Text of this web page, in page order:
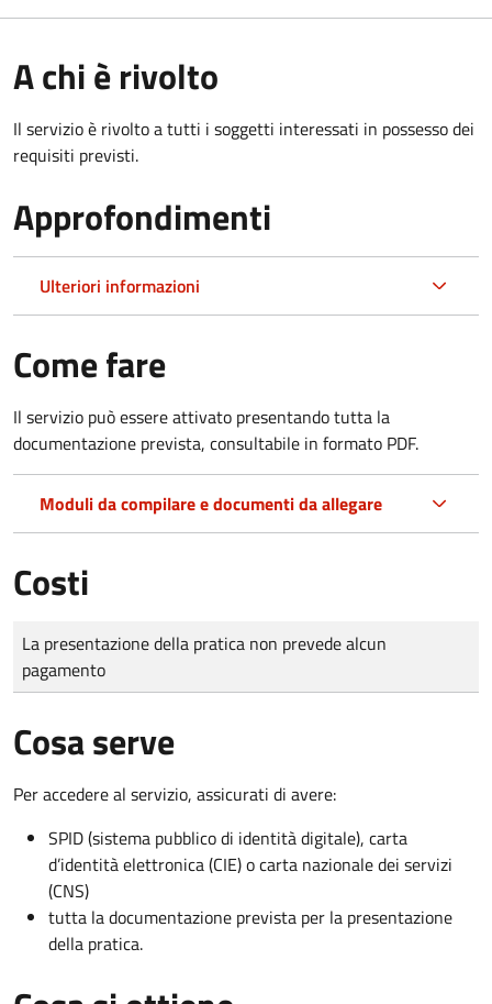
A chi è rivolto
Il servizio è rivolto a tutti i soggetti interessati in possesso dei
requisiti previsti.
Approfondimenti
Ulteriori informazioni
Come fare
Il servizio può essere attivato presentando tutta la
documentazione prevista, consultabile in formato PDF.
Moduli da compilare e documenti da allegare
Costi
Tipo di pagamento
Importo
La presentazione della pratica non prevede alcun
pagamento
Cosa serve
Per accedere al servizio, assicurati di avere:
SPID (sistema pubblico di identità digitale), carta
d’identità elettronica (CIE) o carta nazionale dei servizi
(CNS)
tutta la documentazione prevista per la presentazione
della pratica.